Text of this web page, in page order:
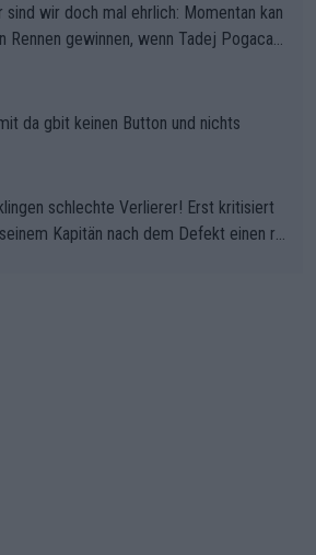
sind wir doch mal ehrlich: Momentan kan
Rennen gewinnen, wenn Tadej Pogacar
da gbit keinen Button und nichts
schlechte Verlierer! Erst kritisiert
Kapitän nach dem Defekt einen ro